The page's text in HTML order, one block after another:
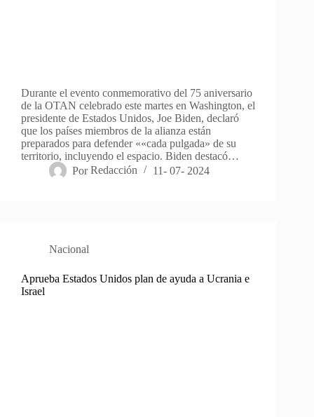
Durante el evento conmemorativo del 75 aniversario
de la OTAN celebrado este martes en Washington, el
presidente de Estados Unidos, Joe Biden, declaró
que los países miembros de la alianza están
preparados para defender ««cada pulgada» de su
territorio, incluyendo el espacio. Biden destacó…
Por Redacción 11- 07- 2024
Nacional
Aprueba Estados Unidos plan de ayuda a Ucrania e
Israel